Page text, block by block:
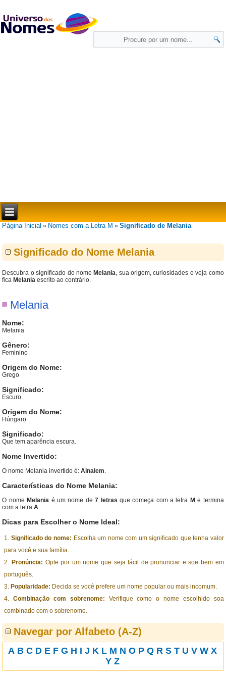
Página Inicial » Nomes com a Letra M »Significado de Melania
Significado do Nome Melania
Descubra o significado do nome Melania, sua origem, curiosidades e veja como
fica Melania escrito ao contrário.
Melania
Nome:
Melania
Gênero:
Feminino
Origem do Nome:
Grego
Significado:
Escuro.
Origem do Nome:
Húngaro
Significado:
Que tem aparência escura.
Nome Invertido:
O nome Melania invertido é:Ainalem.
Características do Nome Melania:
O nome Melania é um nome de7 letras que começa com a letra M e termina
com a letraA.
Dicas para Escolher o Nome Ideal:
Significado do nome: Escolha um nome com um significado que tenha valor
para você e sua família.
Pronúncia: Opte por um nome que seja fácil de pronunciar e soe bem em
português.
Popularidade: Decida se você prefere um nome popular ou mais incomum.
Combinação com sobrenome: Verifique como o nome escolhido soa
combinado com o sobrenome.
Navegar por Alfabeto (A-Z)
A B C D E F G H I J K L M N O P Q R S T U V W X
Y Z